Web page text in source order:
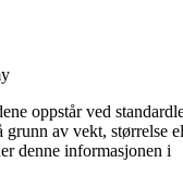
oppstår ved
grunn av vekt, størrelse
denne informasjonen i